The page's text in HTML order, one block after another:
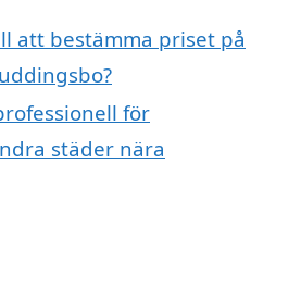
att bestämma priset på
för
städer nära